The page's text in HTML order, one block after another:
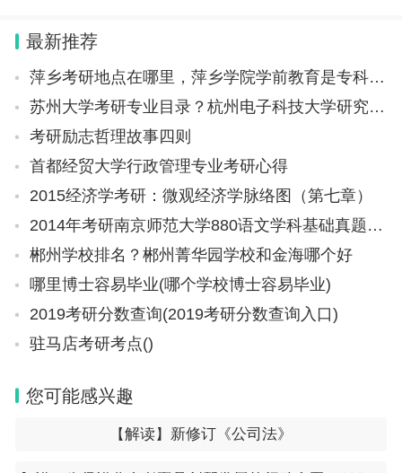
最新推荐
萍乡考研地点在哪里，萍乡学院学前教育是专科还是本科
苏州大学考研专业目录？杭州电子科技大学研究生专业目录
考研励志哲理故事四则
首都经贸大学行政管理专业考研心得
2015经济学考研：微观经济学脉络图（第七章）
2014年考研南京师范大学880语文学科基础真题（回忆版）
郴州学校排名？郴州菁华园学校和金海哪个好
哪里博士容易毕业(哪个学校博士容易毕业)
2019考研分数查询(2019考研分数查询入口)
驻马店考研考点()
您可能感兴趣
【解读】新修订《公司法》